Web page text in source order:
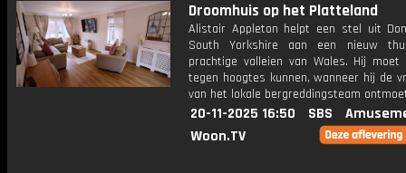
Droomhuis op het Platteland
Alistair Appleton helpt een stel uit
South Yorkshire aan een nieuw
prachtige valleien van Wales. Hij moet
tegen hoogtes kunnen, wanneer hij de
van het lokale bergreddingsteam
20-11-2025 16:50 SBS
Woon.TV